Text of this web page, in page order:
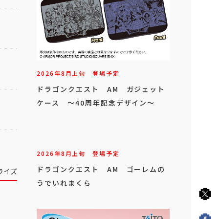
イズ
2026年8月上旬 登場予定
ドラゴンクエスト AM ガジェット
ケース ～40周年記念デザイン～
2026年8月上旬 登場予定
ドラゴンクエスト AM ゴーレムの
うでいれまくら